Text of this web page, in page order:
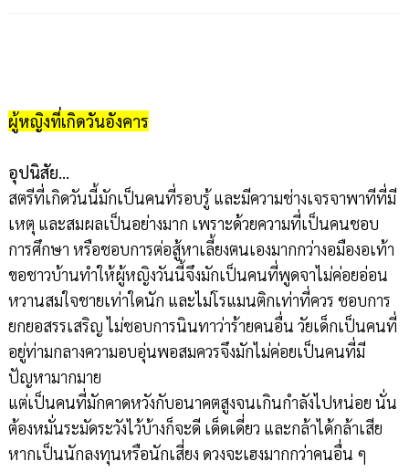
ผู้หญิงที่เกิดวันอังคาร
อุปนิสัย…
สตรีที่เกิดวันนี้มักเป็นคนที่รอบรู้ และมีความช่างเจรจาพาทีที่มี
เหตุ และสมผลเป็นอย่างมาก เพราะด้วยความที่เป็นคนชอบ
การศึกษา หรือชอบการต่อสู้หาเลี้ยงตนเองมากกว่างอมืองอเท้า
ขอชาวบ้านทำให้ผู้หญิงวันนี้จึงมักเป็นคนที่พูดจาไม่ค่อยอ่อน
หวานสมใจชายเท่าใดนัก และไม่โรแมนติกเท่าที่ควร ชอบการ
ยกยอสรรเสริญ ไม่ชอบการนินทาว่าร้ายคนอื่น วัยเด็กเป็นคนที่
อยู่ท่ามกลางความอบอุ่นพอสมควรจึงมักไม่ค่อยเป็นคนที่มี
ปัญหามากมาย
แต่เป็นคนที่มักคาดหวังกับอนาคตสูงจนเกินกำลังไปหน่อย นั่น
ต้องหมั่นระมัดระวังไว้บ้างก็จะดี เด็ดเดี่ยว และกล้าได้กล้าเสีย
หากเป็นนักลงทุนหรือนักเสี่ยง ดวงจะเฮงมากกว่าคนอื่น ๆ